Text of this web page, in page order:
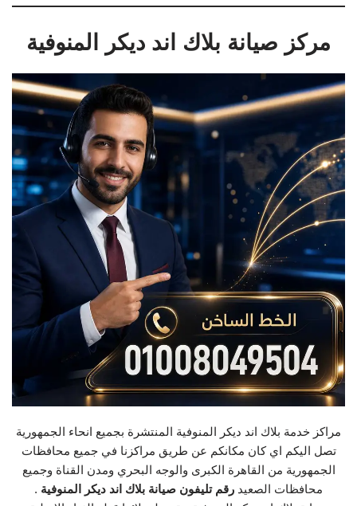
مركز صيانة بلاك اند ديكر المنوفية
مراكز خدمة بلاك اند ديكر المنوفية المنتشرة بجميع انحاء الجمهورية
تصل اليكم اي كان مكانكم عن طريق مراكزنا في جميع محافظات
الجمهورية من القاهرة الكبرى والوجه البحري ومدن القناة وجميع
محافظات الصعيد رقم تليفون صيانة بلاك اند ديكر المنوفية .